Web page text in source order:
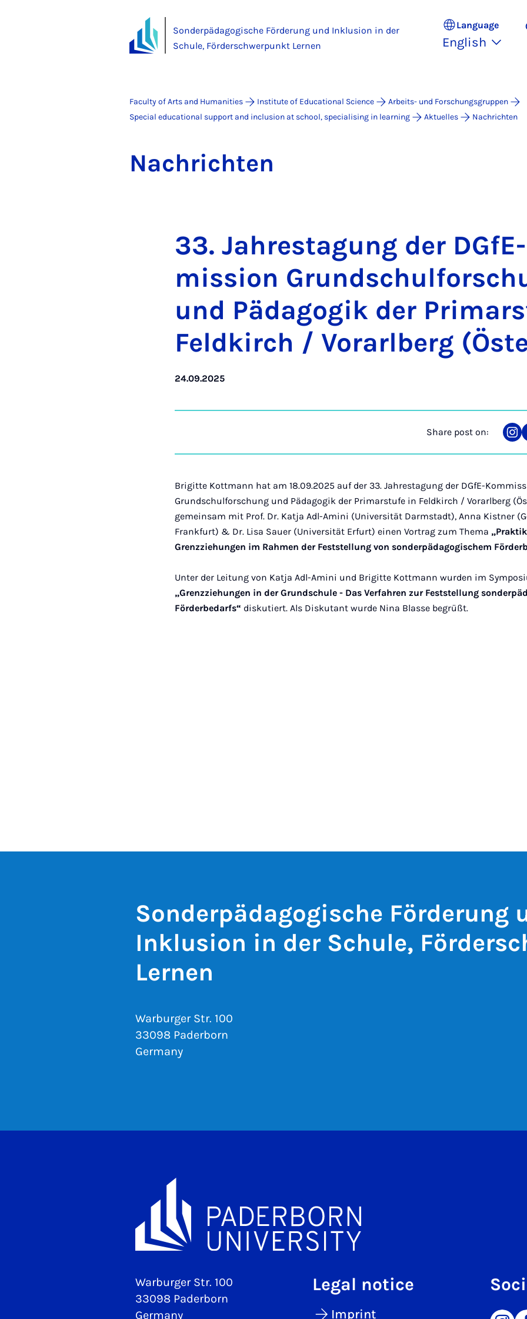
Sonderpädagogische Förderung und Inklusion in der
Schule, Förderschwerpunkt Lernen
Language
English
Faculty of Arts and Humanities Institute of Educational Science
Arbeits- und Forschungsgruppen
Special educational support and inclusion at school, specialising in learning
Aktuelles Nachrichten
Na­chricht­en
33. Jahresta­gung der
mis­sion
und Päd­ago­gik der
Feldkirch / Vor­arl­berg
24.09.2025
Share post on:
on
Brigitte Kottmann hat am 18.09.2025 auf der 33. Jahrestagung der DGfE-
Grundschulforschung und Pädagogik der Primarstufe in Feldkirch / Vorarlberg
gemeinsam mit Prof. Dr. Katja Adl-Amini (Universität Darmstadt), Anna Kistner
Frankfurt) & Dr. Lisa Sauer (Universität Erfurt) einen Vortrag zum Thema
Grenzziehungen im Rahmen der Feststellung von sonderpädagogischem
Unter der Leitung von Katja Adl-Amini und Brigitte Kottmann wurden im
„Grenzziehungen in der Grundschule - Das Verfahren zur Feststellung
Förderbedarfs“ diskutiert. Als Diskutant wurde Nina Blasse begrüßt.
Sonderpädagogische Förderung
Inklusion in der Schule,
Lernen
Warburger Str. 100
33098 Paderborn
Germany
Warburger Str. 100
33098 Paderborn
Germany
Legal notice
Imprint